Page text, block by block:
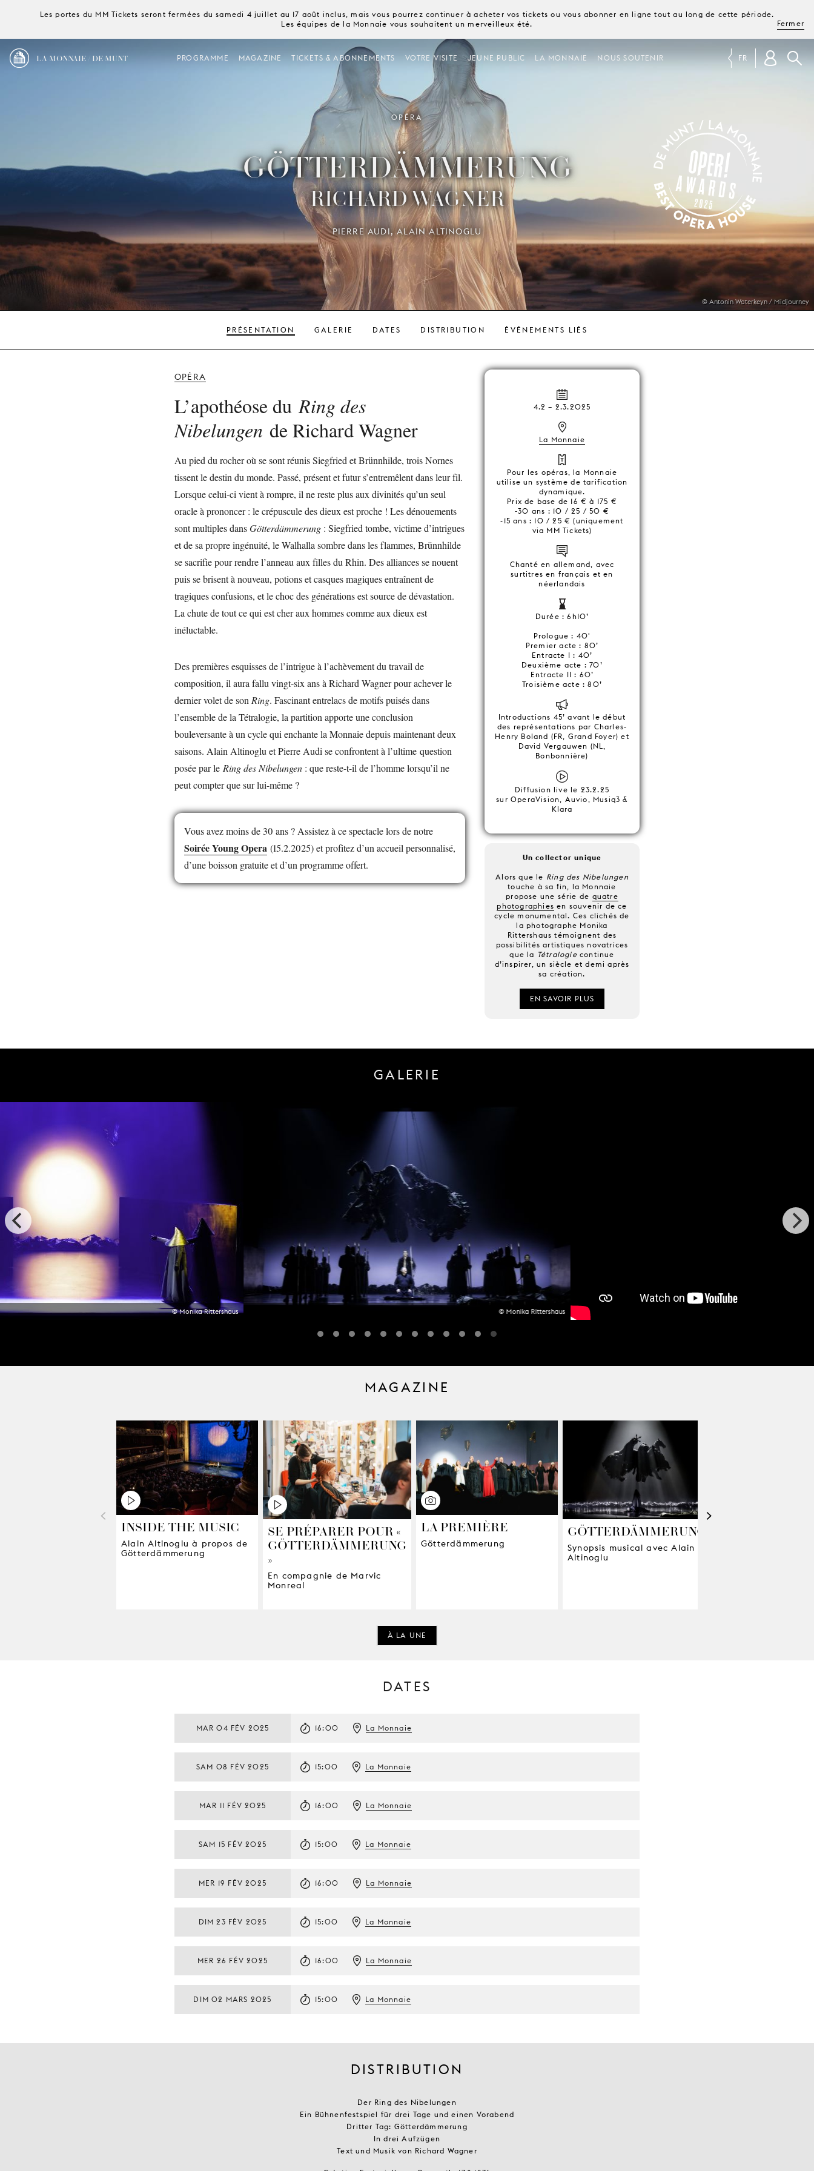
Les portes du MM Tickets seront fermées du samedi 4 juillet au 17 août inclus, mais vous pourrez continuer à acheter vos tickets ou vous abonner en ligne tout au long de cette période.
Les équipes de la Monnaie vous souhaitent un merveilleux été.
Fermer
LA MONNAIE / DE MUNT PROGRAMME MAGAZINE TICKETS & ABONNEMENTS VOTRE VISITE JEUNE PUBLIC LA MONNAIE NOUS SOUTENIR FR
© Antonin Waterkeyn / Midjourney
OPER! AWARDS 2025
OPÉRA
GÖTTER­DÄMMERUNG
RICHARD WAGNER
PIERRE AUDI, ALAIN ALTINOGLU
PRÉSENTATION GALERIE DATES DISTRIBUTION ÉVÉNEMENTS LIÉS
OPÉRA
L’apothéose duRing des
Nibelungen de Richard Wagner
Au pied du rocher où se sont réunis Siegfried et Brünnhilde, trois Nornes
tissent le destin du monde. Passé, présent et futur s’entremêlent dans leur fil.
Lorsque celui-ci vient à rompre, il ne reste plus aux divinités qu’un seul
oracle à prononcer : le crépuscule des dieux est proche ! Les dénouements
sont multiples dansGötterdämmerung : Siegfried tombe, victime d’intrigues
et de sa propre ingénuité, le Walhalla sombre dans les flammes, Brünnhilde
se sacrifie pour rendre l’anneau aux filles du Rhin. Des alliances se nouent
puis se brisent à nouveau, potions et casques magiques entraînent de
tragiques confusions, et le choc des générations est source de dévastation.
La chute de tout ce qui est cher aux hommes comme aux dieux est
inéluctable.
Des premières esquisses de l’intrigue à l’achèvement du travail de
composition, il aura fallu vingt-six ans à Richard Wagner pour achever le
dernier volet de son Ring. Fascinant entrelacs de motifs puisés dans
l’ensemble de la Tétralogie, la partition apporte une conclusion
bouleversante à un cycle qui enchante la Monnaie depuis maintenant deux
saisons. Alain Altinoglu et Pierre Audi se confrontent à l’ultime question
posée par le Ring des Nibelungen : que reste-t-il de l’homme lorsqu’il ne
peut compter que sur lui-même ?
Vous avez moins de 30 ans ? Assistez à ce spectacle lors de notre
Soirée Young Opera (15.2.2025) et profitez d’un accueil personnalisé,
d’une boisson gratuite et d’un programme offert.
4.2 – 2.3.2025
La Monnaie
Pour les opéras, la Monnaie
utilise un système de tarification
dynamique.
Prix de base de 16 € à 175 €
-30 ans : 10 / 25 / 50 €
-15 ans : 10 / 25 € (uniquement
via MM Tickets)
Chanté en allemand, avec
surtitres en français et en
néerlandais
Durée : 6h10’
Prologue : 40'
Premier acte : 80’
Entracte I : 40’
Deuxième acte : 70’
Entracte II : 60’
Troisième acte : 80’
Introductions 45’ avant le début
des représentations par Charles-
Henry Boland (FR, Grand Foyer) et
David Vergauwen (NL,
Bonbonnière)
Diffusion live le 23.2.25
sur OperaVision, Auvio, Musiq3 &
Klara
Un collector unique
Alors que le Ring des Nibelungen
touche à sa fin, la Monnaie
propose une série de quatre
photographies en souvenir de ce
cycle monumental. Ces clichés de
la photographe Monika
Rittershaus témoignent des
possibilités artistiques novatrices
que la Tétralogiecontinue
d’inspirer, un siècle et demi après
sa création.
EN SAVOIR PLUS
GALERIE
© Monika Rittershaus © Monika Rittershaus
MAGAZINE
< >
INSIDE THE MUSIC
Alain Altinoglu à propos de
Götterdämmerung
SE PRÉPARER POUR «
GÖTTERDÄMMERUNG
»
En compagnie de Marvic
Monreal
LA PREMIÈRE
Götterdämmerung
GÖTTERDÄMMERUNG
Synopsis musical avec Alain
Altinoglu
À LA UNE
DATES
MAR 04 FÉV 2025 16:00 La Monnaie
SAM 08 FÉV 2025 15:00 La Monnaie
MAR 11 FÉV 2025 16:00 La Monnaie
SAM 15 FÉV 2025 15:00 La Monnaie
MER 19 FÉV 2025 16:00 La Monnaie
DIM 23 FÉV 2025 15:00 La Monnaie
MER 26 FÉV 2025 16:00 La Monnaie
DIM 02 MARS 2025 15:00 La Monnaie
DISTRIBUTION
Der Ring des Nibelungen
Ein Bühnenfestspiel für drei Tage und einen Vorabend
Dritter Tag: Götterdämmerung
In drei Aufzügen
Text und Musik von Richard Wagner